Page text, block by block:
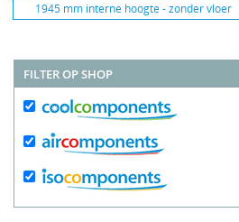
1945 mm interne hoogte - zonder vloer
FILTER OP SHOP